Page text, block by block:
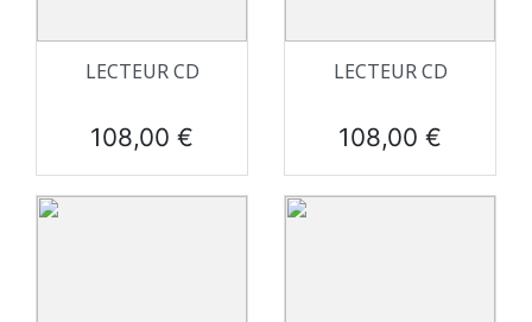
LECTEUR CD
Prix
108,00 €
LECTEUR CD
Prix
108,00 €